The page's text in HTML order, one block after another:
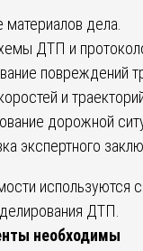
материалов дела.
ДТП и
повреждений
и
дорожной
экспертного
используются
ДТП.
необходимы